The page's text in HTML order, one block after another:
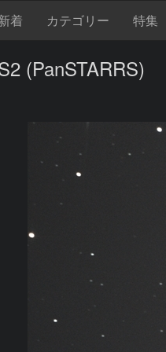
着 カテゴリー 特集
(PanSTARRS)